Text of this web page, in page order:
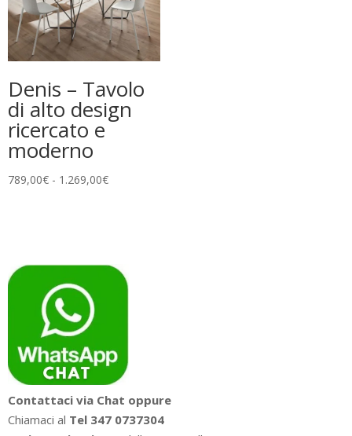
Denis – Tavolo
di alto design
ricercato e
moderno
789,00€ - 1.269,00€Fascia
a
1.269,00€
Contattaci via Chat oppure
Chiamaci al Tel 347 0737304